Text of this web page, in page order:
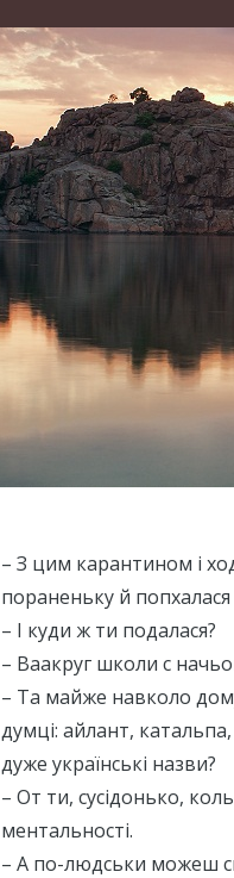
– З цим карантином і
пораненьку й
– І куди ж ти подалася?
– Ваакруг школи с
– Та майже навколо
думці: айлант,
дуже українські назви?
– От ти, сусідонько,
ментальності.
– А по-людськи можеш